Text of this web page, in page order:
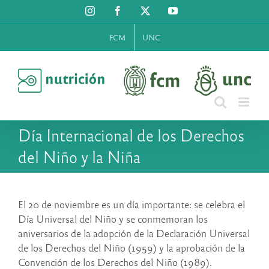
al
InstagramFacebook YouTube
FCM UNC
Día Internacional de los Derechos
del Niño y la Niña
El 20 de noviembre es un día importante: se celebra el
Día Universal del Niño y se conmemoran los
aniversarios de la adopción de la Declaración Universal
de los Derechos del Niño (1959) y la aprobación de la
Convención de los Derechos del Niño (1989).